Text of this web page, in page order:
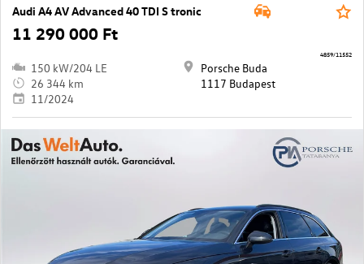
Audi A4 AV Advanced 40 TDI S tronic
11 290 000 Ft
150 kW/204 LE
26 344 km
11/2024
Porsche Buda
1117 Budapest
4859/11552